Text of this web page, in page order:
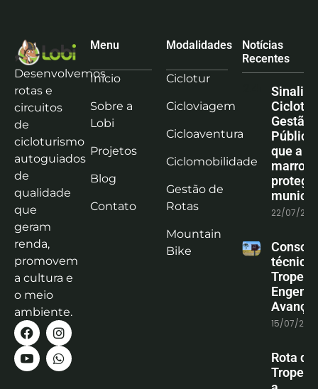
Desenvolvemos
rotas e
circuitos
de
cicloturismo
autoguiados
de
qualidade
que
geram
renda,
promovem
a cultura e
o meio
ambiente.
Menu
Início
Sobre a
Lobi
Projetos
Blog
Contato
Modalidades
Ciclotur
Cicloviagem
Cicloaventura
Ciclomobilidade
Gestão de
Rotas
Mountain
Bike
Notícias
Recentes
Gestão
que a
marrom
protege
22/07/
técnica
15/07/
Rota